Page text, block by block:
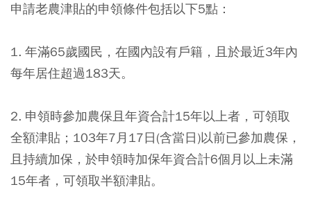
申請老農津貼的申領條件包括以下5點：
1. 年滿65歲國民，在國內設有戶籍，且於最近3年內
每年居住超過183天。
2. 申領時參加農保且年資合計15年以上者，可領取
全額津貼；103年7月17日(含當日)以前已參加農保，
且持續加保，於申領時加保年資合計6個月以上未滿
15年者，可領取半額津貼。